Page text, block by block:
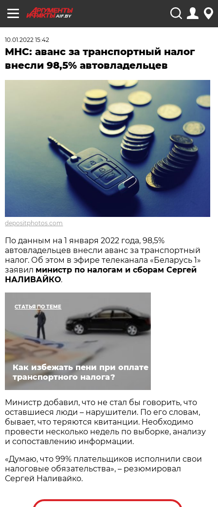
AIF.BY
10.01.2022 15:42
МНС: аванс за транспортный налог
внесли 98,5% автовладельцев
depositphotos.com
По данным на 1 января 2022 года, 98,5%
автовладельцев внесли аванс за транспортный
налог. Об этом в эфире телеканала «Беларусь 1»
заявил министр по налогам и сборам Сергей
НАЛИВАЙКО.
СТАТЬЯ ПО ТЕМЕ
Как избежать пени при оплате
транспортного налога?
Министр добавил, что не стал бы говорить, что
оставшиеся люди – нарушители. По его словам,
бывает, что теряются квитанции. Необходимо
провести несколько недель по выборке, анализу
и сопоставлению информации.
«Думаю, что 99% плательщиков исполнили свои
налоговые обязательства», – резюмировал
Сергей Наливайко.